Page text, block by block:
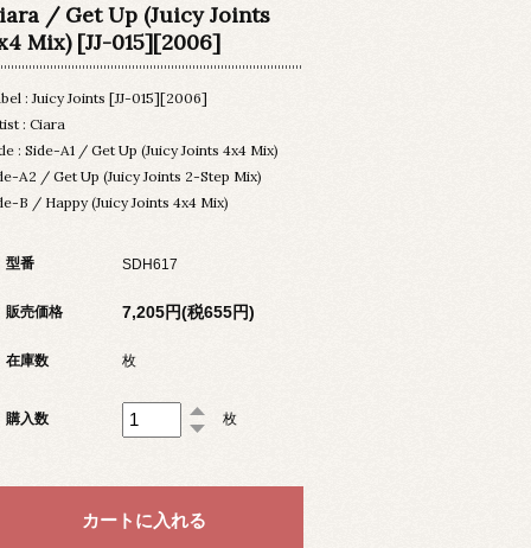
/ Get Up (Juicy Joints
Mix) [JJ-015][2006]
: Juicy Joints [JJ-015][2006]
: Ciara
: Side-A1 / Get Up (Juicy Joints 4x4 Mix)
A2 / Get Up (Juicy Joints 2-Step Mix)
B / Happy (Juicy Joints 4x4 Mix)
型番 SDH617
販売価格 7,205円(税655円)
在庫数 枚
購入数 枚